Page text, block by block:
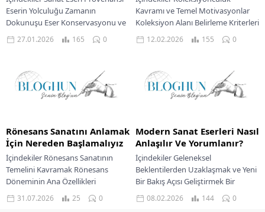
Eserin Yolculuğu Zamanın
Dokunuşu Eser Konservasyonu ve
Restorasyonu Gizli Katmanlar
Sanat Eseri Analiz Yöntemleri Her
27.01.2026 165 0
Kavramı ve Temel Motivasyonlar
Koleksiyon Alanı Belirleme Kriterleri
Başlangıç Aşaması ve İlk Edinimin
Prensipleri Koleksiyon Objelerinin
12.02.2026 155 0
Rönesans Sanatını Anlamak
İçin Nereden Başlamalıyız
İçindekiler Rönesans Sanatının
Temelini Kavramak Rönesans
Döneminin Ana Özellikleri
Hümanizmin Sanata Etkisi
Patronajın Rolü Ve Sanat
31.07.2026 25 0
Modern Sanat Eserleri Nasıl
Anlaşılır Ve Yorumlanır?
İçindekiler Geleneksel
Beklentilerden Uzaklaşmak ve Yeni
Bir Bakış Açısı Geliştirmek Bir
Modern Sanat Eserine Yaklaşım:
Biçimsel Unsurları Anlamak ve
08.02.2026 144 0